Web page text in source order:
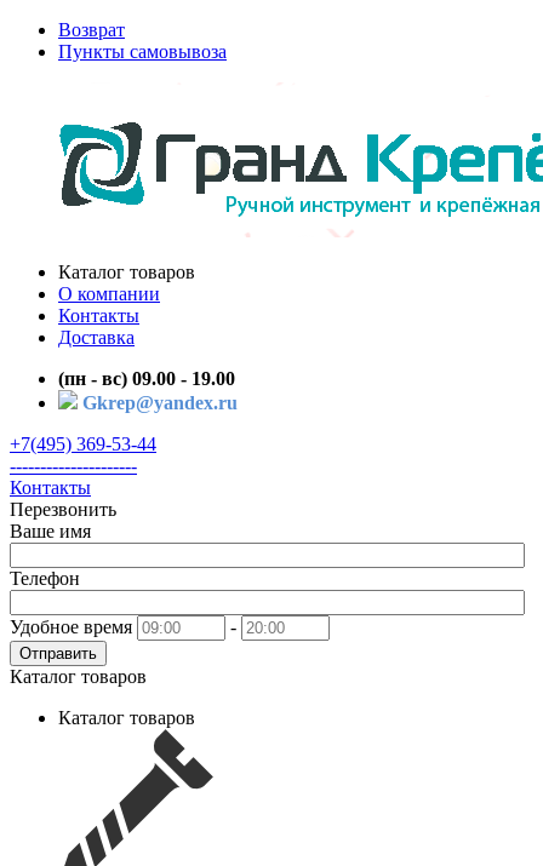
Возврат
Пункты самовывоза
Каталог товаров
О компании
Контакты
Доставка
(пн - вс) 09.00 - 19.00
Gkrep@yandex.ru
+7(495) 369-53-44
---------------------
Контакты
Перезвонить
Ваше имя
Телефон
Удобное время -
Отправить
Каталог товаров
Каталог товаров